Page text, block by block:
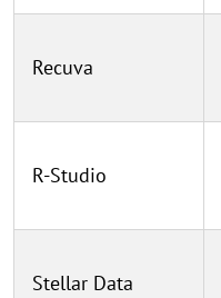
Recuva
R-Studio
Stellar Data